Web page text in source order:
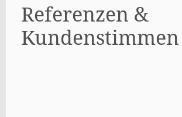
Referenzen &
Kundenstimmen